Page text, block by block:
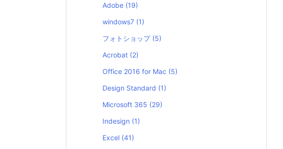
Adobe (19)
windows7 (1)
フォトショップ (5)
Acrobat (2)
Office 2016 for Mac (5)
Design Standard (1)
Microsoft 365 (29)
Indesign (1)
Excel (41)